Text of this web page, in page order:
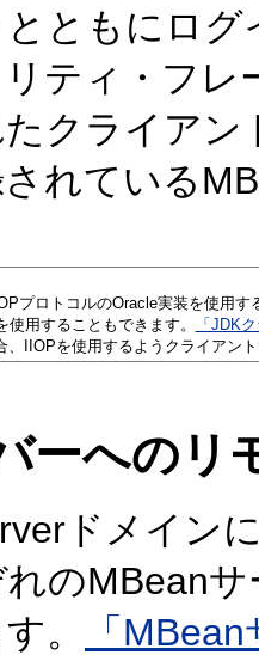
ともにログ
ティ・フ
クライア
れている
プロトコルのOracle実装を使用
用することもできます。
「JDK
、IIOPを使用するようクライアン
ーへのリ
ドメイン
のMBean
。
「